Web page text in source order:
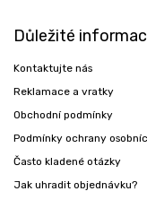
Důležité
Kontaktujte nás
Reklamace a vratky
Obchodní podmínky
Podmínky ochrany
Často kladené otázky
Jak uhradit objednávku?